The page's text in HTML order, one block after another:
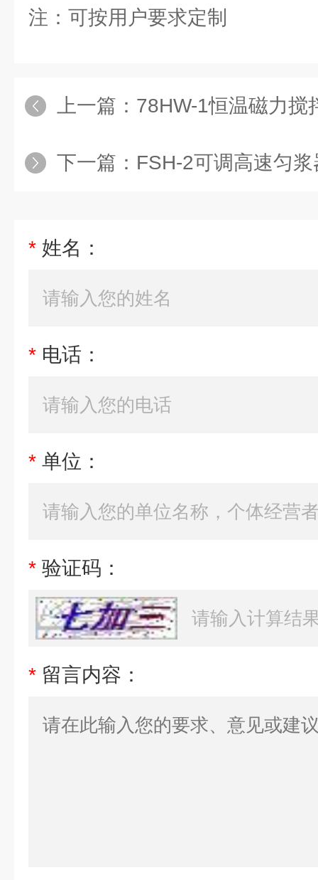
注：可按用户要求定制
上一篇： 78HW-1恒温磁力搅
下一篇： FSH-2可调高速匀浆
* 姓名：
* 电话：
* 单位：
* 验证码：
* 留言内容：